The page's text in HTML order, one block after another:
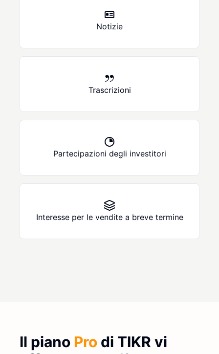
Notizie
Trascrizioni
Partecipazioni degli investitori
Interesse per le vendite a breve termine
Il piano Pro di TIKR vi